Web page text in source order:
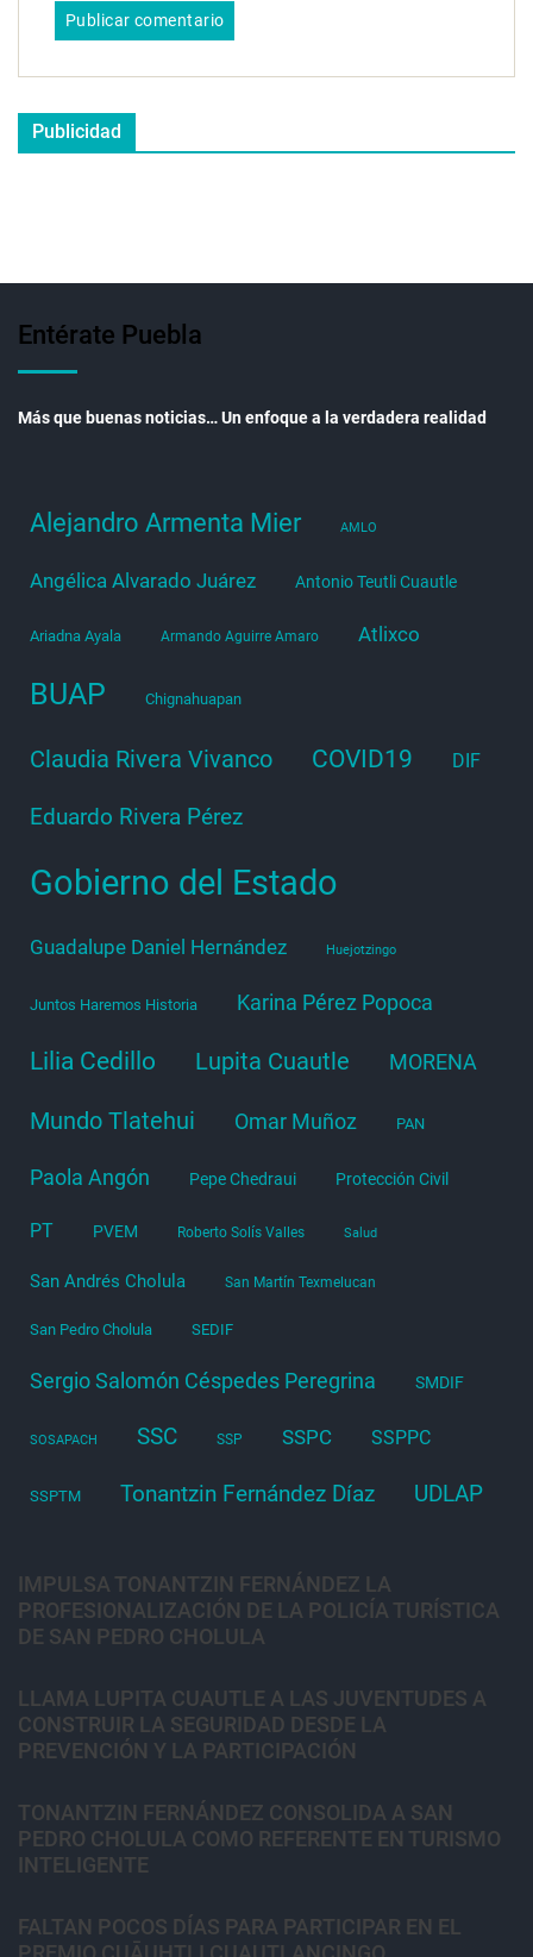
Publicidad
Entérate Puebla
Más que buenas noticias… Un enfoque a la verdadera realidad
Alejandro Armenta Mier AMLO
Angélica Alvarado Juárez Antonio Teutli Cuautle
Ariadna Ayala Armando Aguirre Amaro Atlixco
BUAP Chignahuapan
Claudia Rivera Vivanco COVID19 DIF
Eduardo Rivera Pérez
Gobierno del Estado
Guadalupe Daniel Hernández Huejotzingo
Juntos Haremos Historia Karina Pérez Popoca
Lilia Cedillo Lupita Cuautle MORENA
Mundo Tlatehui Omar Muñoz PAN
Paola Angón Pepe Chedraui Protección Civil
PT PVEM Roberto Solís Valles Salud
San Andrés Cholula San Martín Texmelucan
San Pedro Cholula SEDIF
Sergio Salomón Céspedes Peregrina SMDIF
SOSAPACH SSC SSP SSPC SSPPC
SSPTM Tonantzin Fernández Díaz UDLAP
IMPULSA TONANTZIN FERNÁNDEZ LA
PROFESIONALIZACIÓN DE LA POLICÍA TURÍSTICA
DE SAN PEDRO CHOLULA
LLAMA LUPITA CUAUTLE A LAS JUVENTUDES A
CONSTRUIR LA SEGURIDAD DESDE LA
PREVENCIÓN Y LA PARTICIPACIÓN
TONANTZIN FERNÁNDEZ CONSOLIDA A SAN
PEDRO CHOLULA COMO REFERENTE EN TURISMO
INTELIGENTE
FALTAN POCOS DÍAS PARA PARTICIPAR EN EL